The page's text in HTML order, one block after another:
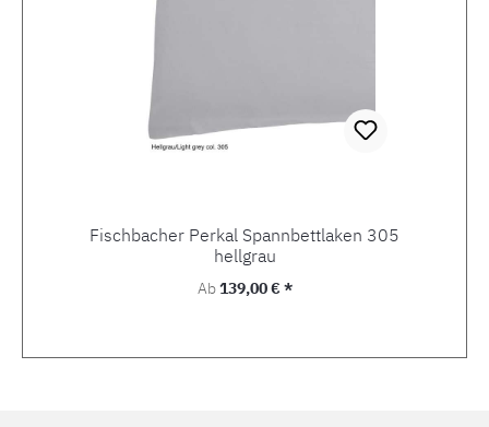
Fischbacher Perkal Spannbettlaken 305
hellgrau
Regulärer Preis:
Ab139,00 € *